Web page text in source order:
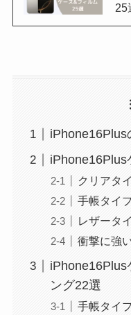
25
iPhone16Plus
クリアタ
手帳タイ
レザータ
衝撃に強
iPhone16Plus
ング22選
手帳タイ